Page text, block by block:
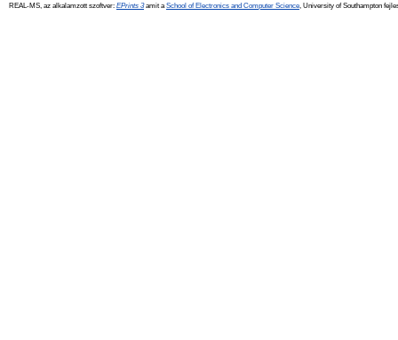
REAL-MS, az alkalamzott szoftver: EPrints 3amit a School of Electronics and Computer Science , University of Southampton